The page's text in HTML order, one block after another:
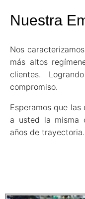
Nuestra
Nos
más altos
clientes.
compromiso.
Esperamos que
a usted la misma
años de trayectoria.